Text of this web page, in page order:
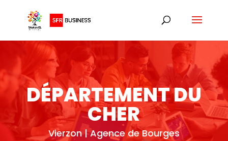
DÉPARTEMENT DU
CHER
Vierzon | Agence de Bourges